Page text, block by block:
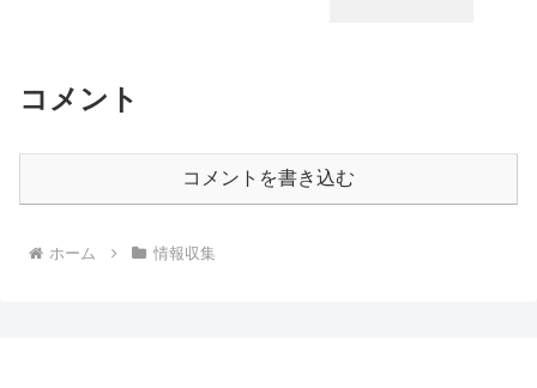
コメント
コメントを書き込む
ホーム 情報収集